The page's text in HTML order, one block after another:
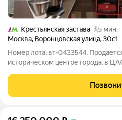
Крестьянская застава
5 мин.
Москва, Воронцовская улица,30с1
Номер лота: вт-0433544.
историческом центре города, в
Покровский монастыри. У
отдыха у пруда для всей семьи. По